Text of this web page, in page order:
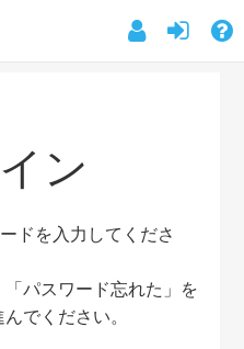
ン
ドを入力してくださ
パスワード忘れた」を
でください。